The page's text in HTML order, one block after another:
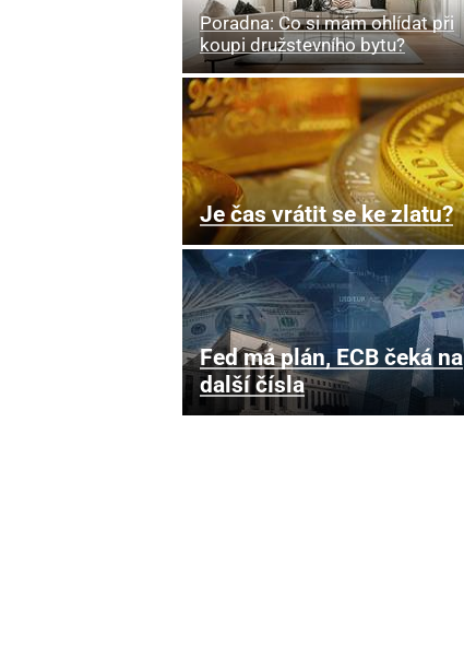
Poradna: Co si mám ohlídat při
koupi družstevního bytu?
Je čas vrátit se ke zlatu?
Fed má plán, ECB čeká na
další čísla